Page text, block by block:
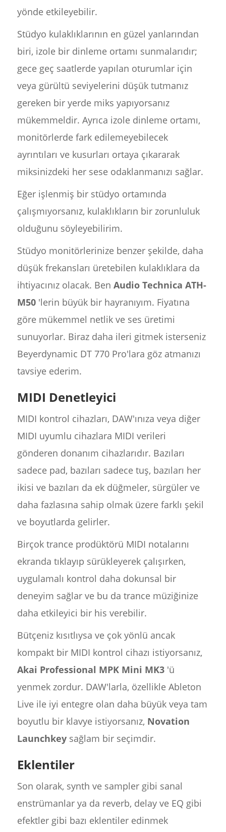
yönde etkileyebilir.
Stüdyo kulaklıklarının en güzel yanlarından
biri, izole bir dinleme ortamı sunmalarıdır;
gece geç saatlerde yapılan oturumlar için
veya gürültü seviyelerini düşük tutmanız
gereken bir yerde miks yapıyorsanız
mükemmeldir. Ayrıca izole dinleme ortamı,
monitörlerde fark edilemeyebilecek
ayrıntıları ve kusurları ortaya çıkararak
miksinizdeki her sese odaklanmanızı sağlar.
Eğer işlenmiş bir stüdyo ortamında
çalışmıyorsanız, kulaklıkların bir zorunluluk
olduğunu söyleyebilirim.
Stüdyo monitörlerinize benzer şekilde, daha
düşük frekansları üretebilen kulaklıklara da
ihtiyacınız olacak. Ben Audio Technica ATH-
M50'lerin büyük bir hayranıyım. Fiyatına
göre mükemmel netlik ve ses üretimi
sunuyorlar. Biraz daha ileri gitmek isterseniz
Beyerdynamic DT 770 Pro'lara göz atmanızı
tavsiye ederim.
MIDI Denetleyici
MIDI kontrol cihazları, DAW'ınıza veya diğer
MIDI uyumlu cihazlara MIDI verileri
gönderen donanım cihazlarıdır. Bazıları
sadece pad, bazıları sadece tuş, bazıları her
ikisi ve bazıları da ek düğmeler, sürgüler ve
daha fazlasına sahip olmak üzere farklı şekil
ve boyutlarda gelirler.
Birçok trance prodüktörü MIDI notalarını
ekranda tıklayıp sürükleyerek çalışırken,
uygulamalı kontrol daha dokunsal bir
deneyim sağlar ve bu da trance müziğinize
daha etkileyici bir his verebilir.
Bütçeniz kısıtlıysa ve çok yönlü ancak
kompakt bir MIDI kontrol cihazı istiyorsanız,
Akai Professional MPK Mini MK3'ü
yenmek zordur. DAW'larla, özellikle Ableton
Live ile iyi entegre olan daha büyük veya tam
boyutlu bir klavye istiyorsanız, Novation
Launchkeysağlam bir seçimdir.
Eklentiler
Son olarak, synth ve sampler gibi sanal
enstrümanlar ya da reverb, delay ve EQ gibi
efektler gibi bazı eklentiler edinmek